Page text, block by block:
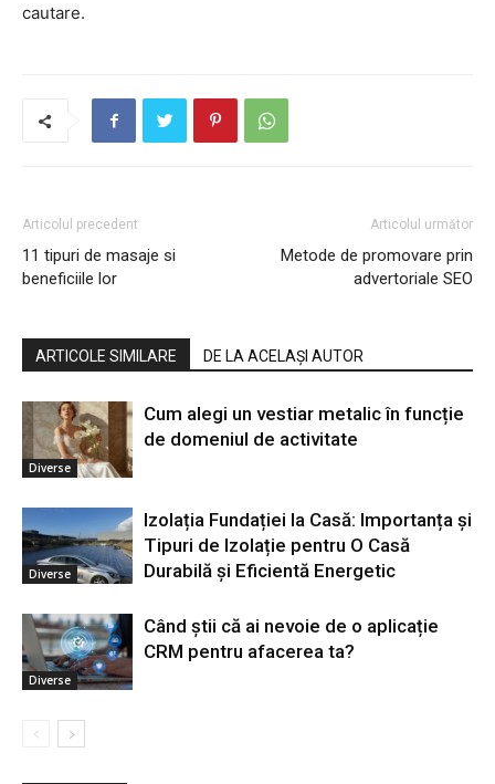
cautare.
Articolul precedent
11 tipuri de masaje si
beneficiile lor
Articolul următor
Metode de promovare prin
advertoriale SEO
ARTICOLE SIMILARE DE LA ACELAȘI AUTOR
Diverse
Cum alegi un vestiar metalic în funcție
de domeniul de activitate
Diverse
Izolația Fundației la Casă: Importanța și
Tipuri de Izolație pentru O Casă
Durabilă și Eficientă Energetic
Diverse
Când știi că ai nevoie de o aplicație
CRM pentru afacerea ta?